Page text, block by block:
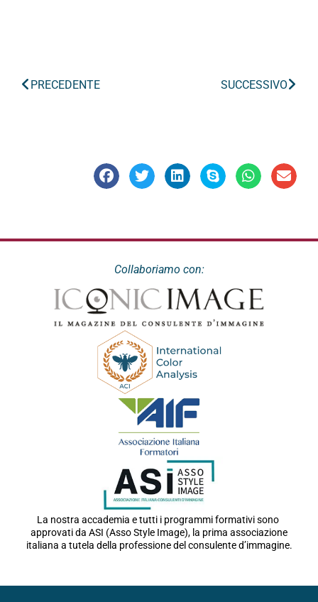
PRECEDENTE SUCCESSIVO
Collaboriamo con:
La nostra accademia e tutti i programmi formativi sono
approvati da ASI (Asso Style Image), la prima associazione
italiana a tutela della professione del consulente d’immagine.